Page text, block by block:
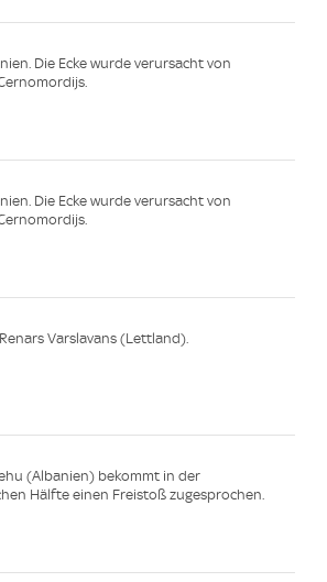
Die Ecke wurde verursacht von
Die Ecke wurde verursacht von
Varslavans (Lettland).
(Albanien) bekommt in der
Hälfte einen Freistoß zugesprochen.